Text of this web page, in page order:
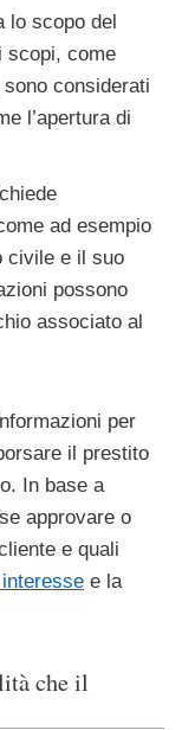
lo scopo del
scopi, come
sono considerati
l’apertura di
ad esempio
civile e il suo
possono
associato al
per
il prestito
In base a
approvare o
e quali
e la
che il